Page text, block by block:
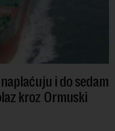
i do sedam
kroz Ormuski